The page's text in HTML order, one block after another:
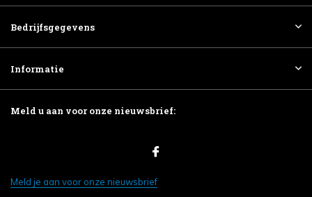
Bedrijfsgegevens
Informatie
Meld u aan voor onze nieuwsbrief:
Meld je aan voor onze nieuwsbrief